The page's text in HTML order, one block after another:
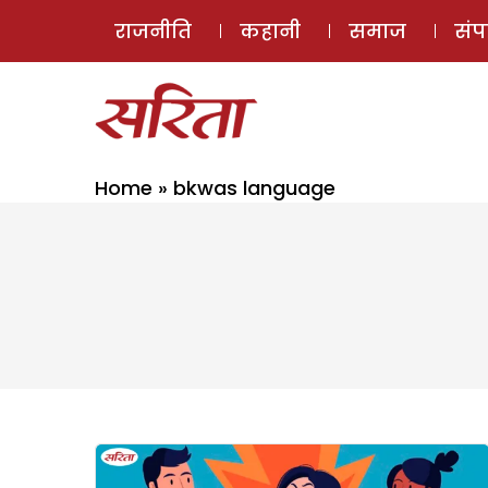
राजनीति कहानी समाज
Home » bkwas language